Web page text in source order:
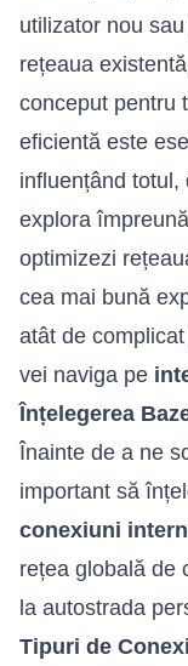
utilizator nou
rețeaua
conceput pentru
eficientă este
influențând totul,
explora
optimizezi
cea mai bună
atât de
vei naviga pe
Înțelegerea
Înainte de a ne
important să
conexiuni
rețea globală de
la autostrada
Tipuri de